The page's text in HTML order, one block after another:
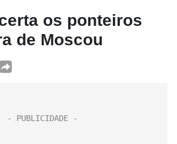
os ponteiros
de Moscou